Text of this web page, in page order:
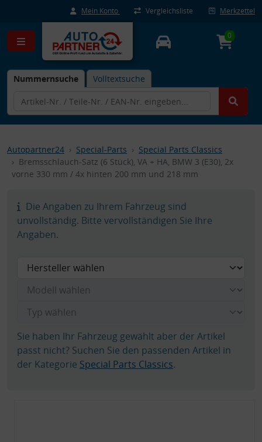
Mein Konto Vergleichsliste Merkzettel
Nummernsuche Volltextsuche
0
Autopartner24 Special-Parts
Special Parts Classics
Bremsschlauch-Satz (6 Stück), VA + HA, BMW 3 (E30), 2x
vorne 330 mm / 4x hinten 200 mm und 218 mm
Die Angaben zu Ihrem Fahrzeug sind
unvollständig. Bitte vervollständigen Sie Ihre
Angaben.
Sie haben Ihr Fahrzeug gewählt aber der Artikel
passt nicht? Suchen Sie den passenden Artikel in
der Kategorie Special Parts Classics.